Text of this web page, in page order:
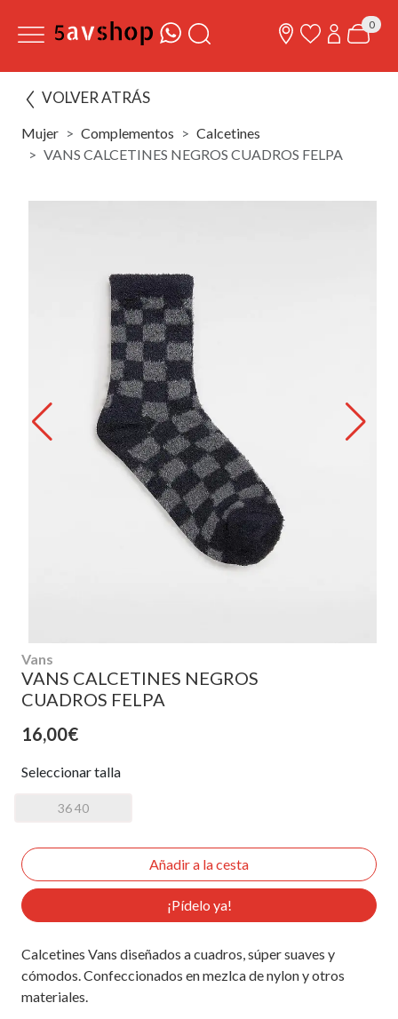
0
VOLVER ATRÁS
Mujer Complementos
Calcetines
VANS CALCETINES NEGROS CUADROS FELPA
Vans
VANS CALCETINES NEGROS
CUADROS FELPA
16,00€
Seleccionar talla
36 40
¡Pídelo ya!
Calcetines Vans diseñados a cuadros, súper suaves y
cómodos. Confeccionados en mezlca de nylon y otros
materiales.